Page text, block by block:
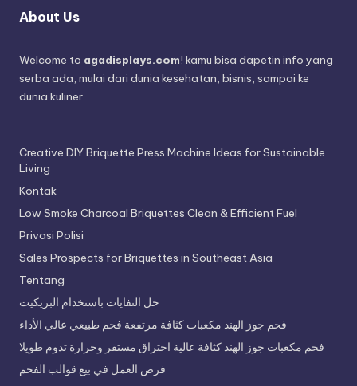
About Us
Welcome to agadisplays.com! kamu bisa dapetin info yang
serba ada, mulai dari dunia kesehatan, bisnis, sampai ke
dunia kuliner.
Creative DIY Briquette Press Machine Ideas for Sustainable
Living
Kontak
Low Smoke Charcoal Briquettes Clean & Efficient Fuel
Privasi Polisi
Sales Prospects for Briquettes in Southeast Asia
Tentang
حل النفايات باستخدام البريكيت
فحم جوز الهند مكعبات كثافة مرتفعة فحم طبيعي عالي الأداء
فحم مكعبات جوز الهند كثافة عالية احتراق مستقر وحرارة تدوم طويلا
فرص العمل في بيع قوالب الفحم